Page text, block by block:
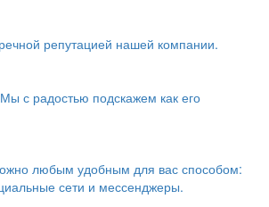
репутацией нашей компании.
с радостью подскажем как его
любым удобным для вас способом:
сети и мессенджеры.